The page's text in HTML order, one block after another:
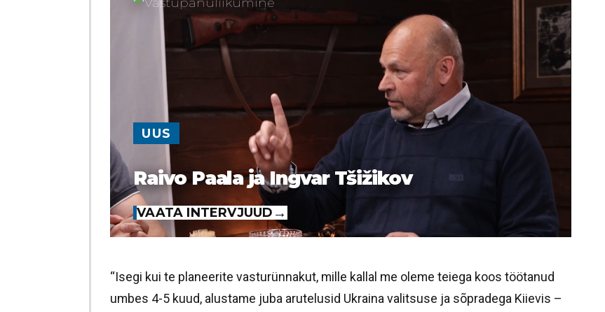
UUS
Raivo Paala ja Ingvar Tšižikov
VAATA INTERVJUUD
“Isegi kui te planeerite vasturünnakut, mille kallal me oleme teiega koos töötanud
umbes 4-5 kuud, alustame juba arutelusid Ukraina valitsuse ja sõpradega Kiievis –